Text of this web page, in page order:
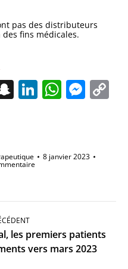
pas des distributeurs
fins médicales.
Snapchat
LinkedIn
8 janvier 2023
les premiers patients
vers mars 2023